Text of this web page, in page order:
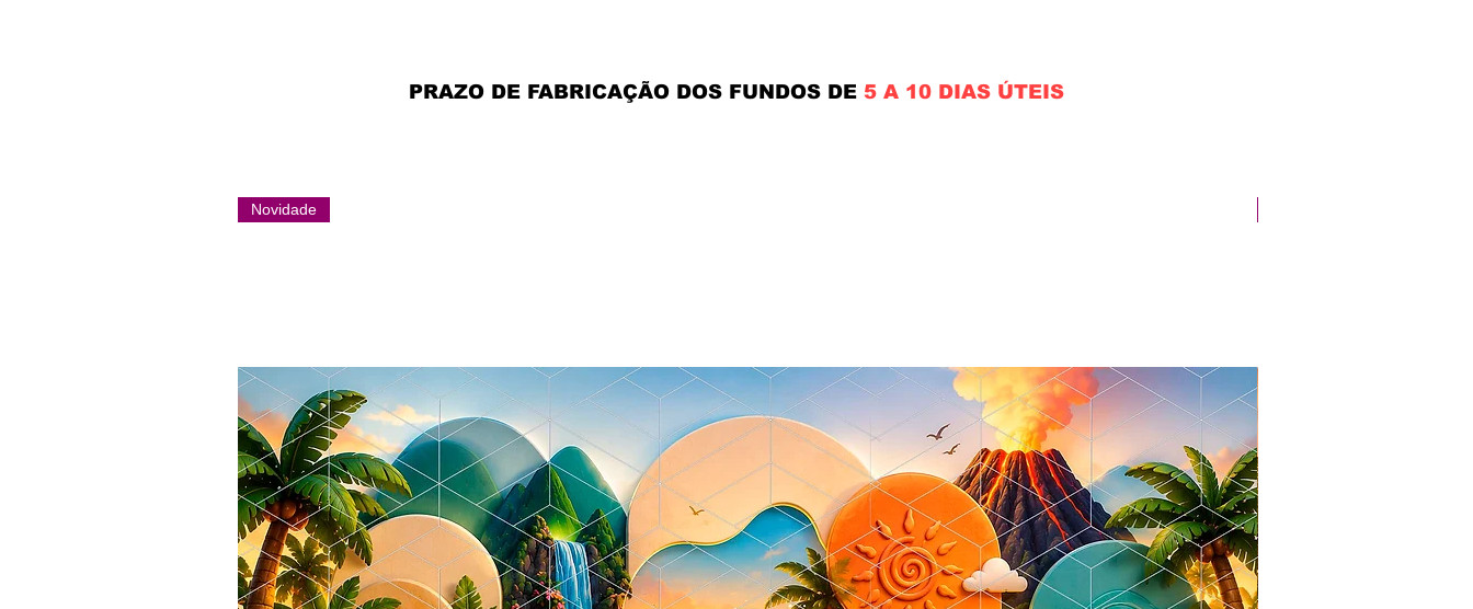
PRAZO DE FABRICAÇÃO DOS FUNDOS DE 5 A 10 DIAS ÚTEIS
Novidade